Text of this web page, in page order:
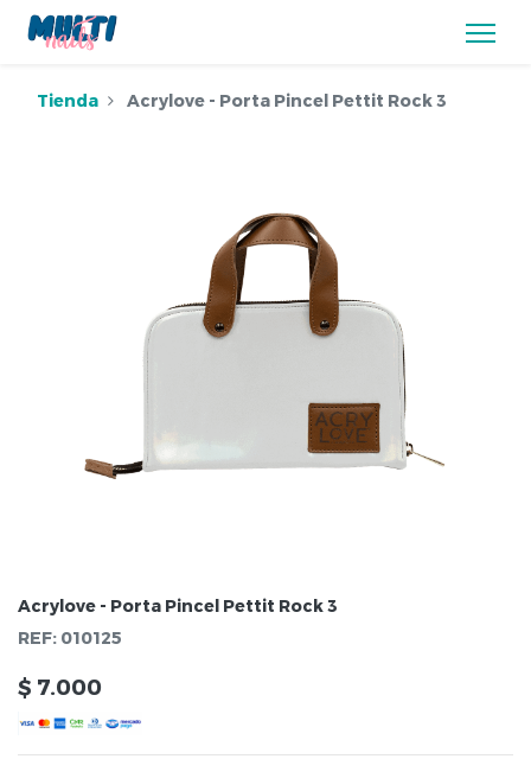
Tienda Acrylove - Porta Pincel Pettit Rock 3
Acrylove - Porta Pincel Pettit Rock 3
REF: 010125
$ 7.000